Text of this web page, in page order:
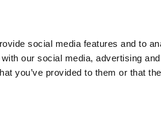
social media features and to
our social media, advertising
you’ve provided to them or that
ス 事業内容 イノベーシ